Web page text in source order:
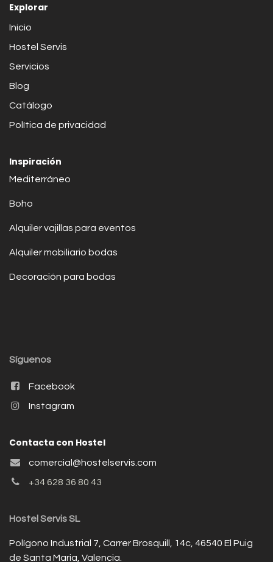
Explorar
Inicio
Hostel Servis
Servicios
Blog
Catálogo
Política de privacidad
Inspiración
Mediterráneo
Boho
Alquiler vajillas para eventos
Alquiler mobiliario bodas
Decoración para bodas
Síguenos
Facebook
Instagram
Contacta con Hostel
comercial@hostelservis.com
+34 628 36 80 43
Hostel Servis SL
Polígono Industrial 7, Carrer Brosquill, 14c, 46540 El Puig
de Santa Maria, Valencia.